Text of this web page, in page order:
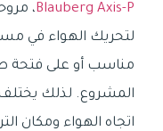
Blauberg Axis-P،
لتحريك الهواء في
مناسب أو على
المشروع. لذلك
اتجاه الهواء ومكان